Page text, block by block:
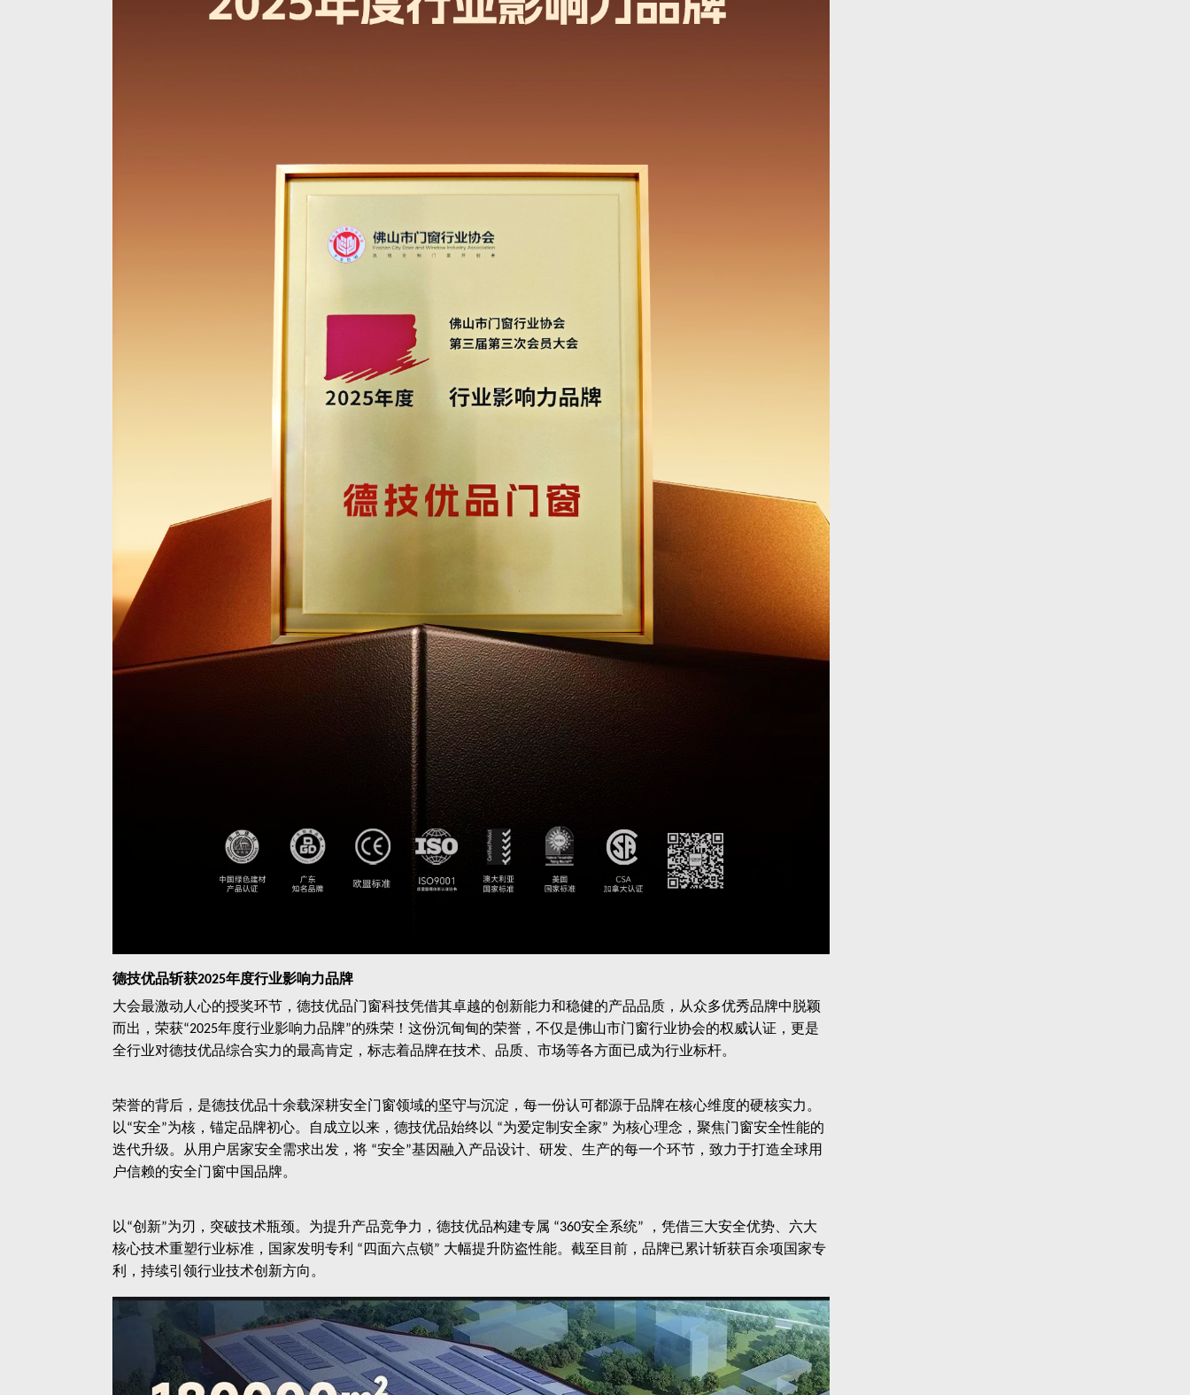
德技优品斩获2025年度行业影响力品牌
大会最激动人心的授奖环节，德技优品门窗科技凭借其卓越的创新能力和稳健的产品品质，从众多优秀品牌中脱颖
而出，荣获“2025年度行业影响力品牌”的殊荣！这份沉甸甸的荣誉，不仅是佛山市门窗行业协会的权威认证，更是
全行业对德技优品综合实力的最高肯定，标志着品牌在技术、品质、市场等各方面已成为行业标杆。
荣誉的背后，是德技优品十余载深耕安全门窗领域的坚守与沉淀，每一份认可都源于品牌在核心维度的硬核实力。
以“安全”为核，锚定品牌初心。自成立以来，德技优品始终以 “为爱定制安全家” 为核心理念，聚焦门窗安全性能的
迭代升级。从用户居家安全需求出发，将 “安全”基因融入产品设计、研发、生产的每一个环节，致力于打造全球用
户信赖的安全门窗中国品牌。
以“创新”为刃，突破技术瓶颈。为提升产品竞争力，德技优品构建专属 “360安全系统”
，凭借三大安全优势、六大
核心技术重塑行业标准，国家发明专利 “ 四面六点锁” 大幅提升防盗性能。截至目前，品牌已累计斩获百余项国家专
利，持续引领行业技术创新方向。